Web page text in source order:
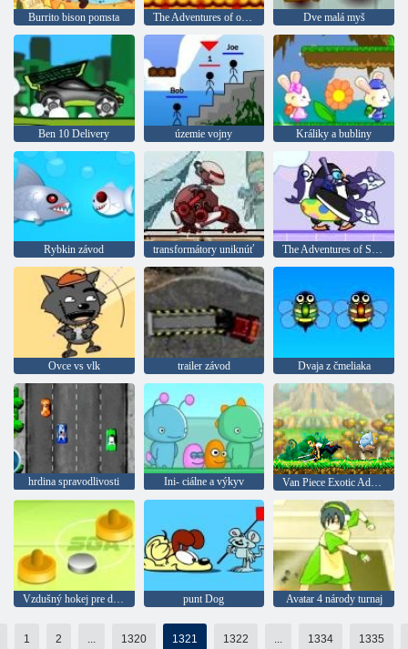
Burrito bison pomsta The Adventures of oviec Dve malá myš
Ben 10 Delivery územie vojny Králiky a bubliny
Rybkin závod transformátory uniknúť The Adventures of Super Penguins
Ovce vs vlk trailer závod Dvaja z čmeliaka
hrdina spravodlivosti Ini- ciálne a výkyv Van Piece Exotic Adventure
Vzdušný hokej pre dvoch punt Dog Avatar 4 národy turnaj
1 2 ... 1320 1321 1322 ... 1334 1335